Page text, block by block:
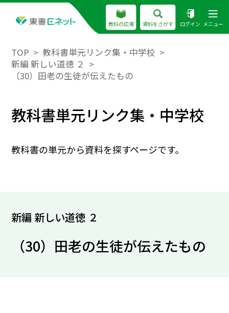
教科の広場 資料をさがす ログイン メニュー
TOP
教科書単元リンク集・中学校
新編 新しい道徳 ２
（30）田老の生徒が伝えたもの
教科書単元リンク集・中学校
教科書の単元から資料を探すページです。
新編 新しい道徳 ２
（30）田老の生徒が伝えたもの